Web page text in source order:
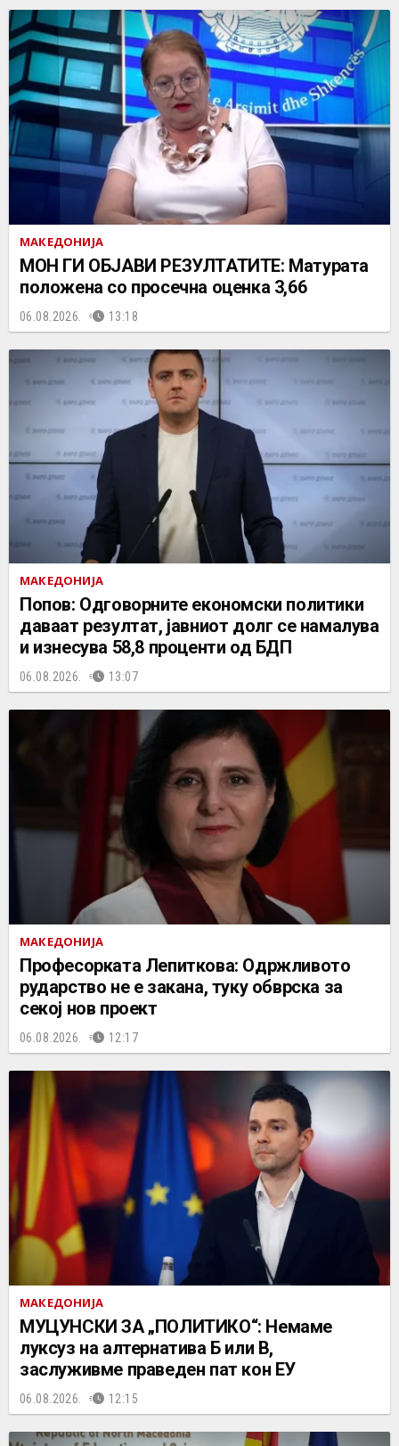
МАКЕДОНИЈА
МОН ГИ ОБЈАВИ РЕЗУЛТАТИТЕ: Матурата
положена со просечна оценка 3,66
06.08.2026. 13:18
МАКЕДОНИЈА
Попов: Одговорните економски политики
даваат резултат, јавниот долг се намалува
и изнесува 58,8 проценти од БДП
06.08.2026. 13:07
МАКЕДОНИЈА
Професорката Лепиткова: Одржливото
рударство не е закана, туку обврска за
секој нов проект
06.08.2026. 12:17
МАКЕДОНИЈА
МУЦУНСКИ ЗА „ПОЛИТИКО“: Немаме
луксуз на алтернатива Б или В,
заслуживме праведен пат кон ЕУ
06.08.2026. 12:15